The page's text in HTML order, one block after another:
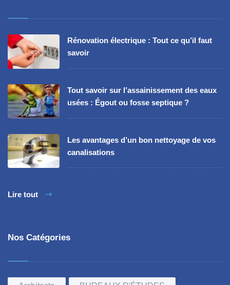
Rénovation électrique : Tout ce qu’il faut
savoir
Tout savoir sur l’assainissement des eaux
usées : Égout ou fosse septique ?
Les avantages d’un bon nettoyage de vos
canalisations
Lire tout
Nos Catégories